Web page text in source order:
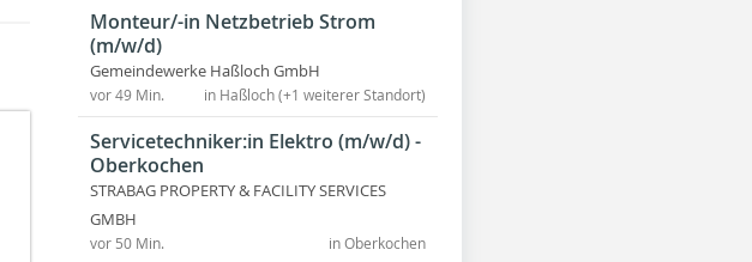
Monteur/-in Netzbetrieb Strom
(m/w/d)
Gemeindewerke Haßloch GmbH
in Haßloch (+1 weiterer Standort)
vor 49 Min.
Servicetechniker:in Elektro (m/w/d) -
Oberkochen
STRABAG PROPERTY & FACILITY SERVICES
GMBH
in Oberkochen
vor 50 Min.